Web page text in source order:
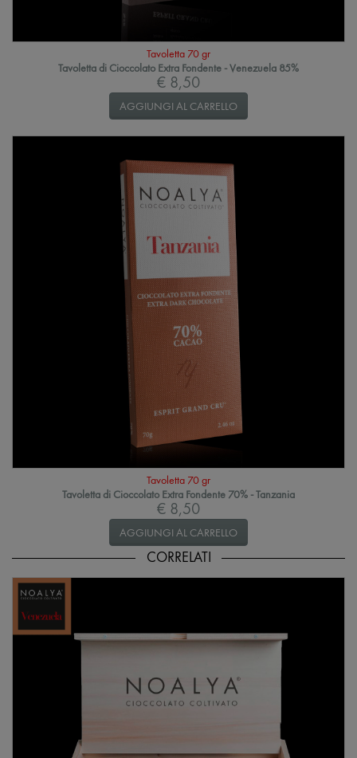
Tavoletta 70 gr
Tavoletta di Cioccolato Extra Fondente - Venezuela 85%
€ 8,50
AGGIUNGI AL CARRELLO
Tavoletta 70 gr
Tavoletta di Cioccolato Extra Fondente 70% - Tanzania
€ 8,50
AGGIUNGI AL CARRELLO